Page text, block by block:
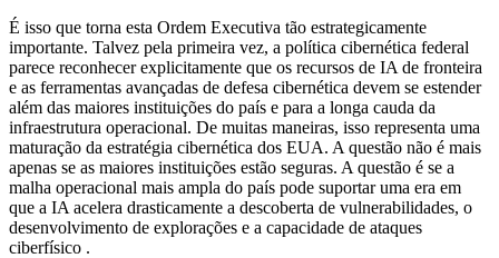
É isso que torna esta Ordem Executiva tão estrategicamente
importante. Talvez pela primeira vez, a política cibernética federal
parece reconhecer explicitamente que os recursos de IA de fronteira
e as ferramentas avançadas de defesa cibernética devem se estender
além das maiores instituições do país e para a longa cauda da
infraestrutura operacional. De muitas maneiras, isso representa uma
maturação da estratégia cibernética dos EUA. A questão não é mais
apenas se as maiores instituições estão seguras. A questão é se a
malha operacional mais ampla do país pode suportar uma era em
que a IA acelera drasticamente a descoberta de vulnerabilidades, o
desenvolvimento de explorações e a capacidade de ataques
ciberfísico .